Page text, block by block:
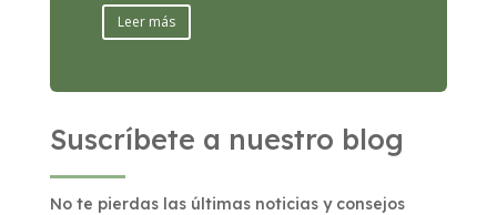
Leer más
Suscríbete a nuestro blog
No te pierdas las últimas noticias y consejos